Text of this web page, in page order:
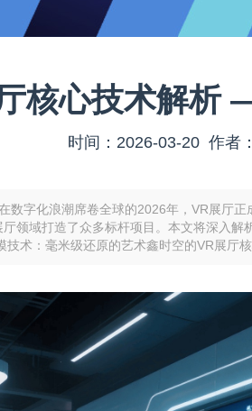
核心技术解
时间：2026-03-20 作者
字化浪潮席卷全球的2026年，VR展厅
领域打造了众多标杆项目。本文将深入
术：毫米级还原的艺术鑫时空的VR展厅核